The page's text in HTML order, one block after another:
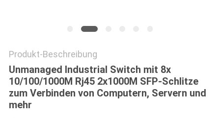
Produkt-Beschreibung
Unmanaged Industrial Switch mit 8x
10/100/1000M Rj45 2x1000M SFP-Schlitze
zum Verbinden von Computern, Servern und
mehr